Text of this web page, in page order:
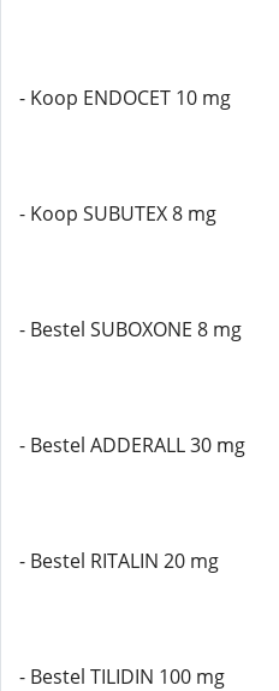
- Koop ENDOCET 10 mg
- Koop SUBUTEX 8 mg
- Bestel SUBOXONE 8 mg
- Bestel ADDERALL 30 mg
- Bestel RITALIN 20 mg
- Bestel TILIDIN 100 mg